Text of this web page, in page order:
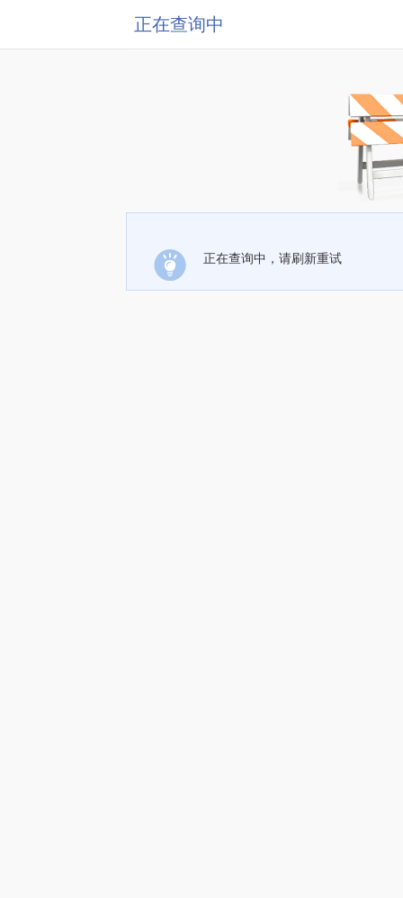
正在查询中
正在查询中，请刷新重试